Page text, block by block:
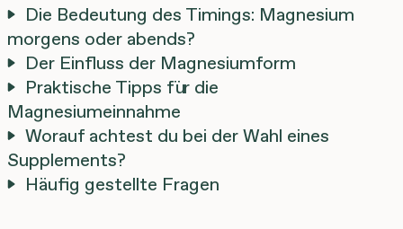
Die Bedeutung des Timings: Magnesium
morgens oder abends?
Der Einfluss der Magnesiumform
Praktische Tipps für die
Magnesiumeinnahme
Worauf achtest du bei der Wahl eines
Supplements?
Häufig gestellte Fragen